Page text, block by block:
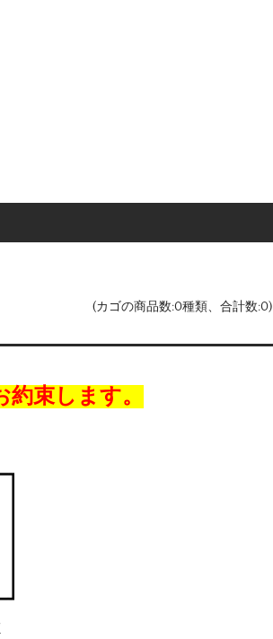
(カゴの商品数:0種類、合計数:0)
束します。